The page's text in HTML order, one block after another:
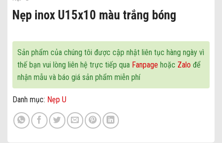
Nẹp inox U15x10 màu trắng bóng
Sản phẩm của chúng tôi được cập nhật liên tục hàng ngày vì
thế bạn vui lòng liên hệ trực tiếp qua Fanpage hoặc Zalo để
nhận mẫu và báo giá sản phẩm miễn phí
Danh mục: Nẹp U